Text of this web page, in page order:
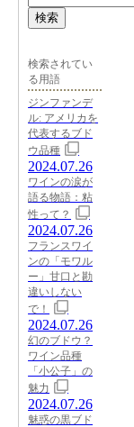
検索
検索されてい
る用語
ジンファンデ
ル: アメリカを
代表するブド
ウ品種
2024.07.26
ワインの涙が
語る物語：粘
性って？
2024.07.26
フランスワイ
ンの「モワル
ー」甘口と勘
違いしない
で！
2024.07.26
幻のブドウ？
ワイン品種
「小公子」の
魅力
2024.07.26
魅惑の黒ブド